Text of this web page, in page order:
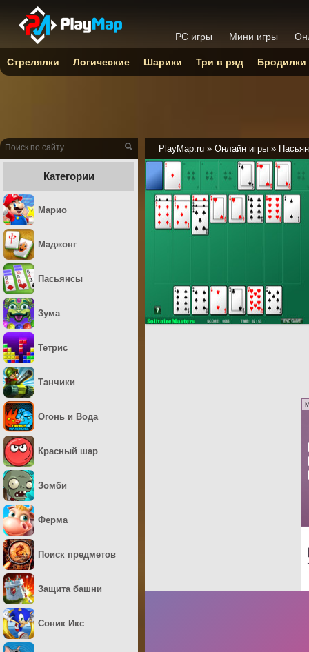
PlayMap.ru » Онлайн игры »
Категории
Марио
Маджонг
Пасьянсы
Зума
Тетрис
Танчики
Огонь и Вода
Красный шар
Зомби
Ферма
Поиск предметов
Защита башни
Соник Икс
PC игры Мини игры
Стрелялки Логические Шарики Три в ряд Бродилки